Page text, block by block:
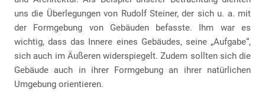
uns die Überlegungen von Rudolf Steiner, der sich u. a. mit
der Formgebung von Gebäuden befasste. Ihm war es
wichtig, dass das Innere eines Gebäudes, seine „Aufgabe“,
sich auch im Äußeren widerspiegelt. Zudem sollten sich die
Gebäude auch in ihrer Formgebung an ihrer natürlichen
Umgebung orientieren.